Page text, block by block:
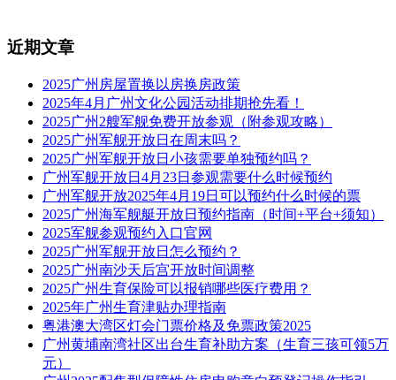
近期文章
2025广州房屋置换以房换房政策
2025年4月广州文化公园活动排期抢先看！
2025广州2艘军舰免费开放参观（附参观攻略）
2025广州军舰开放日在周末吗？
2025广州军舰开放日小孩需要单独预约吗？
广州军舰开放日4月23日参观需要什么时候预约
广州军舰开放2025年4月19日可以预约什么时候的票
2025广州海军舰艇开放日预约指南（时间+平台+须知）
2025军舰参观预约入口官网
2025广州军舰开放日怎么预约？
2025广州南沙天后宫开放时间调整
2025广州生育保险可以报销哪些医疗费用？
2025年广州生育津贴办理指南
粤港澳大湾区灯会门票价格及免票政策2025
广州黄埔南湾社区出台生育补助方案（生育三孩可领5万
元）